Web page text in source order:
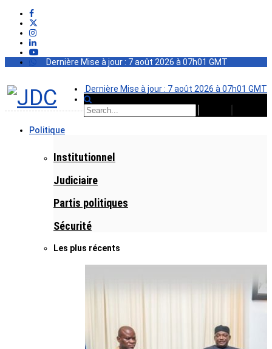
Dernière Mise à jour : 7 août 2026 à 07h01 GMT
Dernière Mise à jour : 7 août 2026 à 07h01 GMT
Politique
Institutionnel
Judiciaire
Partis politiques
Sécurité
Les plus récents